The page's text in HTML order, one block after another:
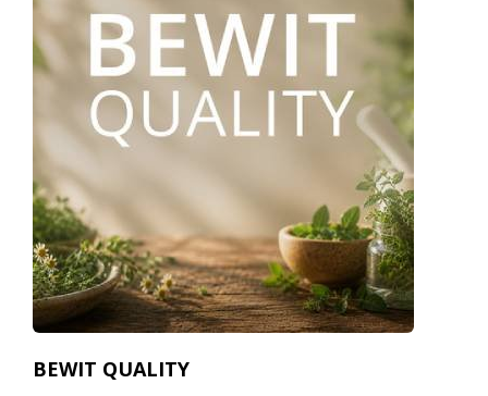
BEWIT QUALITY